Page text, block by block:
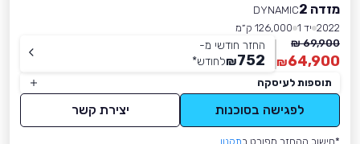
מזדה 2
DYNAMIC
2022 יד 1
126,000 ק״מ
69,900 ₪
64,900
₪
החזר חודשי מ-
752
₪לחודש*
תוספות לעיסקה
לפגישה בסוכנות יצירת קשר
*חישוב ההחזר מפורט בתקנון